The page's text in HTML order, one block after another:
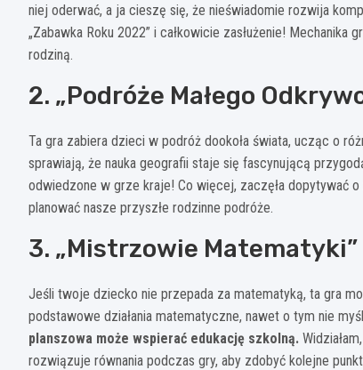
niej oderwać, a ja cieszę się, że nieświadomie rozwija
„Zabawka Roku 2022” i całkowicie zasłużenie!
rodziną.
2. „Podróże Małego
Ta gra zabiera dzieci w podróż dookoła świata, ucząc o
sprawiają, że nauka geografii staje się fascynującą
odwiedzone w grze kraje! Co więcej, zaczęła dopytywać
planować nasze przyszłe rodzinne podróże.
3. „Mistrzowie
Jeśli twoje dziecko nie przepada za matematyką, ta gra
podstawowe działania matematyczne, nawet o tym nie
planszowa może wspierać edukację szkolną.
rozwiązuje równania podczas gry, aby zdobyć kolejne